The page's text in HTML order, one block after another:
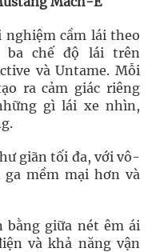
cầm lái theo
ba chế độ lái trên
và Untame. Mỗi
ra cảm giác riêng
gì lái xe nhìn,
giãn tối đa, với vô-
mềm mại hơn và
bằng giữa nét êm ái
và khả năng vận